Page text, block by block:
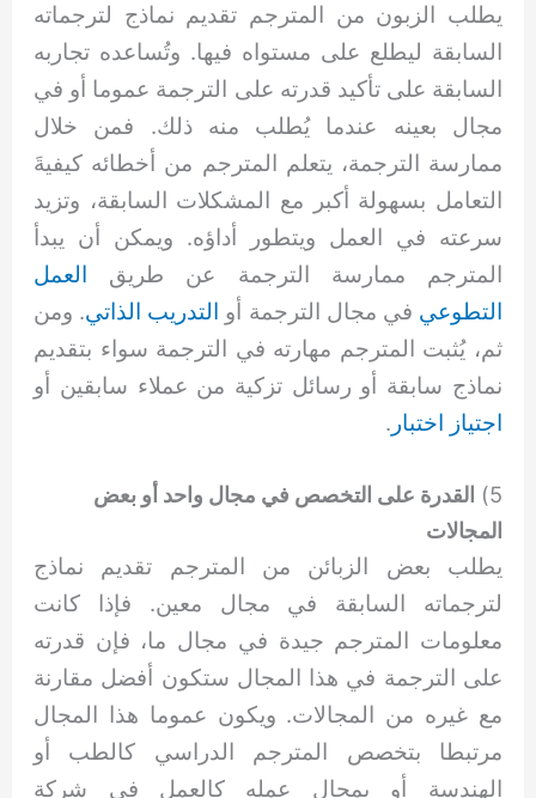
يطلب الزبون من المترجم تقديم نماذج لترجماته
السابقة ليطلع على مستواه فيها. وتُساعده تجاربه
السابقة على تأكيد قدرته على الترجمة عموما أو في
مجال بعينه عندما يُطلب منه ذلك. فمن خلال
ممارسة الترجمة، يتعلم المترجم من أخطائه كيفيةَ
التعامل بسهولة أكبر مع المشكلات السابقة، وتزيد
سرعته في العمل ويتطور أداؤه. ويمكن أن يبدأ
المترجم ممارسة الترجمة عن طريق العمل
التطوعي في مجال الترجمة أو التدريب الذاتي. ومن
ثم، يُثبت المترجم مهارته في الترجمة سواء بتقديم
نماذج سابقة أو رسائل تزكية من عملاء سابقين أو
اجتياز اختبار .
5)
القدرة على التخصص في مجال واحد أو بعض
المجالات
يطلب بعض الزبائن من المترجم تقديم نماذج
لترجماته السابقة في مجال معين. فإذا كانت
معلومات المترجم جيدة في مجال ما، فإن قدرته
على الترجمة في هذا المجال ستكون أفضل مقارنة
مع غيره من المجالات. ويكون عموما هذا المجال
مرتبطا بتخصص المترجم الدراسي كالطب أو
الهندسة أو بمجال عمله كالعمل في شركة